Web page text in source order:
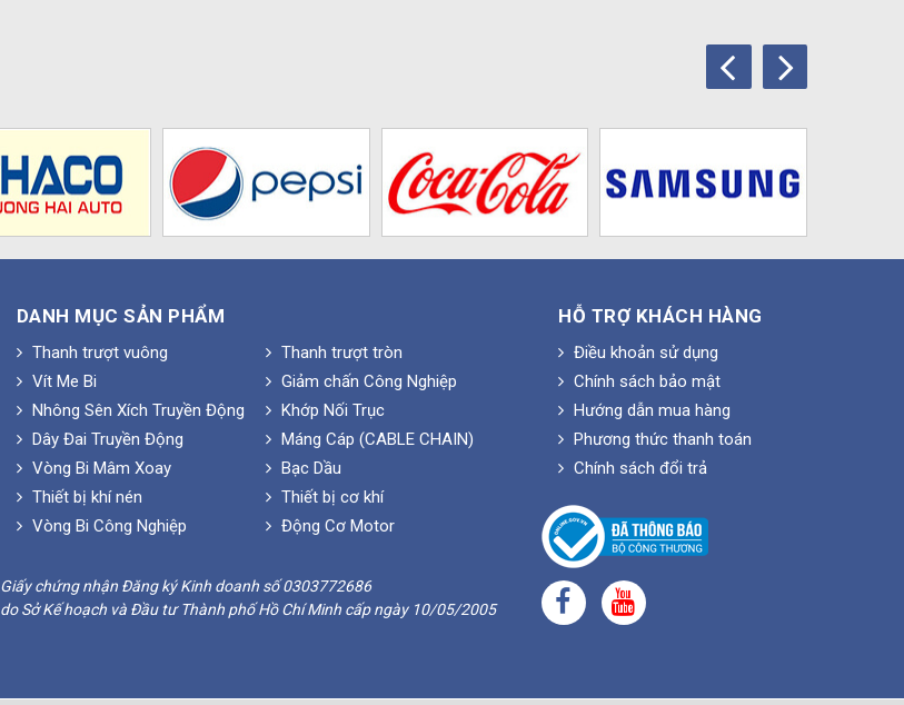
DANH MỤC SẢN PHẨM
Thanh trượt vuông
Thanh trượt tròn
Vít Me Bi
Giảm chấn Công Nghiệp
Nhông Sên Xích Truyền Động
Khớp Nối Trục
Dây Đai Truyền Động
Máng Cáp (CABLE CHAIN)
Vòng Bi Mâm Xoay
Bạc Dầu
Thiết bị khí nén
Thiết bị cơ khí
Vòng Bi Công Nghiệp
Động Cơ Motor
HỖ TRỢ KHÁCH HÀNG
Điều khoản sử dụng
Chính sách bảo mật
Hướng dẫn mua hàng
Phương thức thanh toán
Chính sách đổi trả
Giấy chứng nhận Đăng ký Kinh doanh số 0303772686
do Sở Kế hoạch và Đầu tư Thành phố Hồ Chí Minh cấp ngày 10/05/2005